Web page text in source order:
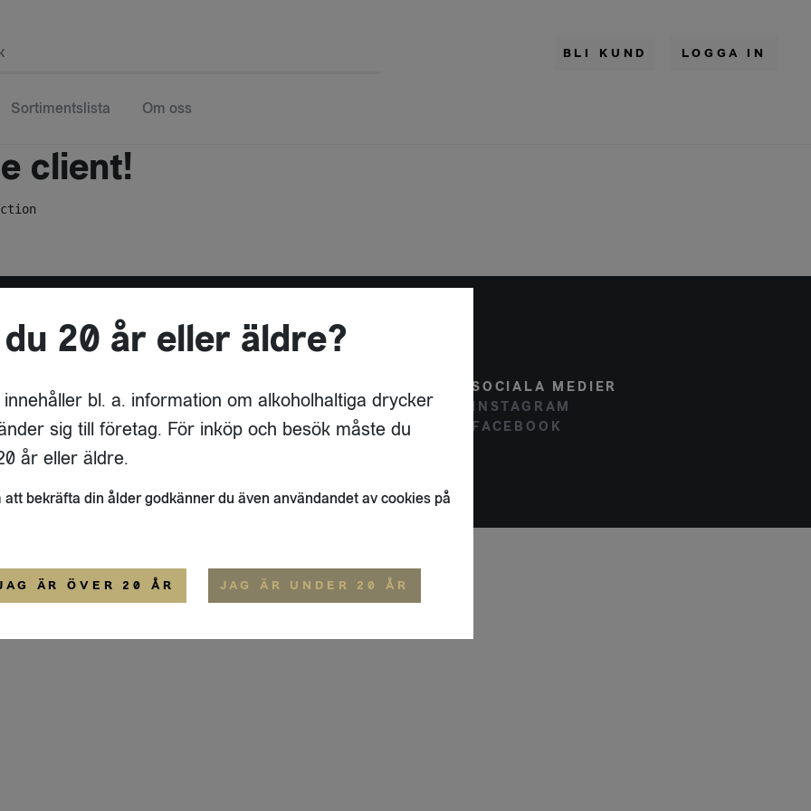
BLI KUND LOGGA IN
Sortimentslista Om oss
client!
14B
STOCKHOLM
HEMSIDA
SOCIALA MEDIER
INSTAGRAM
FACEBOOK
20 år eller äldre?
innehåller bl. a. information om alkoholhaltiga drycker
sig till företag. För inköp och besök måste du
år eller äldre.
att bekräfta din ålder godkänner du även användandet av cookies på
ÄR ÖVER 20 ÅR JAG ÄR UNDER 20 ÅR